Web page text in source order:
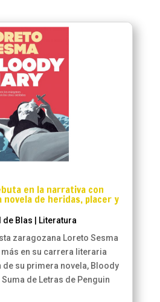
en la narrativa con
novela de heridas, placer y
de Blas
Literatura
zaragozana Loreto Sesma
más en su carrera literaria
su primera novela, Bloody
de Letras de Penguin